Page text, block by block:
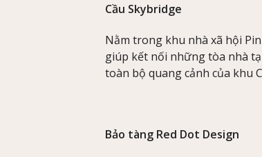
Cầu Skybridge
Nằm trong khu nhà xã hội
giúp kết nối những tòa nhà
toàn bộ quang cảnh của khu
Bảo tàng Red Dot Design